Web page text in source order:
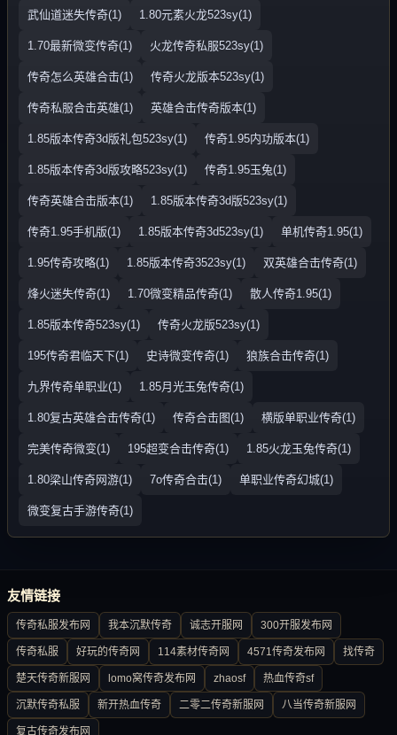
武仙道迷失传奇(1) 1.80元素火龙523sy(1)
1.70最新微变传奇(1) 火龙传奇私服523sy(1)
传奇怎么英雄合击(1) 传奇火龙版本523sy(1)
传奇私服合击英雄(1) 英雄合击传奇版本(1)
1.85版本传奇3d版礼包523sy(1) 传奇1.95内功版本(1)
1.85版本传奇3d版攻略523sy(1) 传奇1.95玉兔(1)
传奇英雄合击版本(1) 1.85版本传奇3d版523sy(1)
传奇1.95手机版(1) 1.85版本传奇3d523sy(1) 单机传奇1.95(1)
1.95传奇攻略(1) 1.85版本传奇3523sy(1) 双英雄合击传奇(1)
烽火迷失传奇(1) 1.70微变精品传奇(1) 散人传奇1.95(1)
1.85版本传奇523sy(1) 传奇火龙版523sy(1)
195传奇君临天下(1) 史诗微变传奇(1) 狼族合击传奇(1)
九界传奇单职业(1) 1.85月光玉兔传奇(1)
1.80复古英雄合击传奇(1) 传奇合击图(1) 横版单职业传奇(1)
完美传奇微变(1) 195超变合击传奇(1) 1.85火龙玉兔传奇(1)
1.80梁山传奇网游(1) 7o传奇合击(1) 单职业传奇幻城(1)
微变复古手游传奇(1)
友情链接
传奇私服发布网 我本沉默传奇 诚志开服网 300开服发布网
传奇私服 好玩的传奇网 114素材传奇网 4571传奇发布网 找传奇
楚天传奇新服网 lomo窝传奇发布网 zhaosf 热血传奇sf
沉默传奇私服 新开热血传奇 二零二传奇新服网 八当传奇新服网
复古传奇发布网